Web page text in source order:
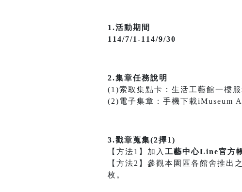
1.活動期間
114/7/1-114/9/30
2.集章任務說明
(1)索取集點卡：生活工藝館一樓服
(2)電子集章：手機下載iMuseum
3.戳章蒐集(2擇1)
【方法1】加入 工藝中心Line官方
【方法2】參觀本園區各館舍推出
枚。